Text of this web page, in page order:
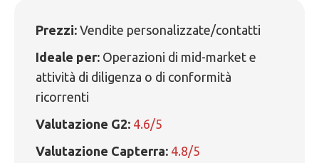
Prezzi: Vendite personalizzate/contatti
Ideale per: Operazioni di mid-market e
attività di diligenza o di conformità
ricorrenti
Valutazione G2: 4.6/5
Valutazione Capterra: 4.8/5